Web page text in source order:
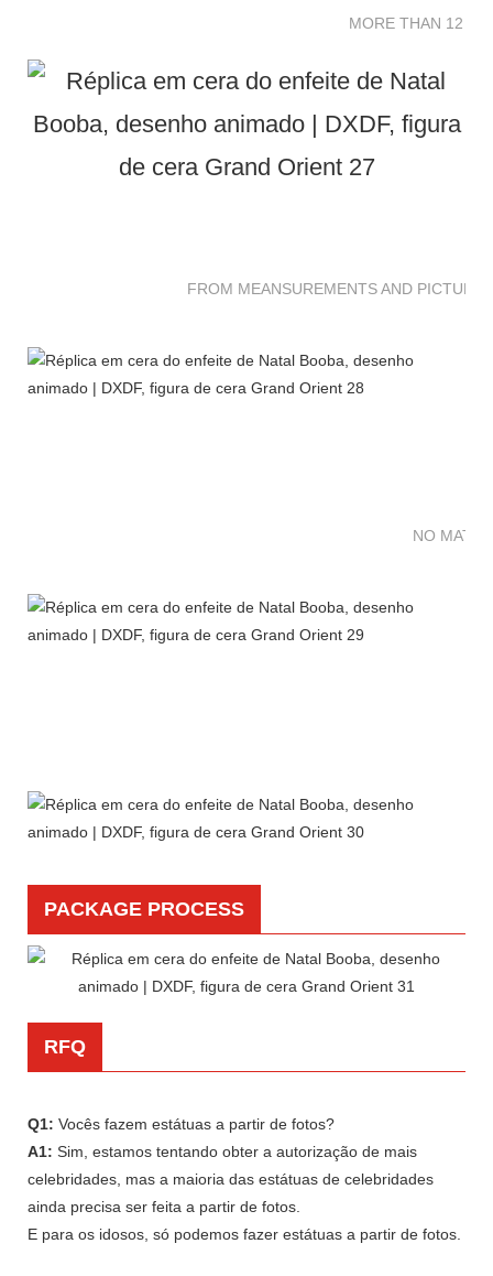
MORE THAN 12
FROM MEANSUREMENTS AND
NO
PACKAGE PROCESS
RFQ
Q1: Vocês fazem estátuas a partir de fotos?
A1: Sim, estamos tentando obter a autorização de mais
celebridades, mas a maioria das estátuas de celebridades
ainda precisa ser feita a partir de fotos.
E para os idosos, só podemos fazer estátuas a partir de fotos.